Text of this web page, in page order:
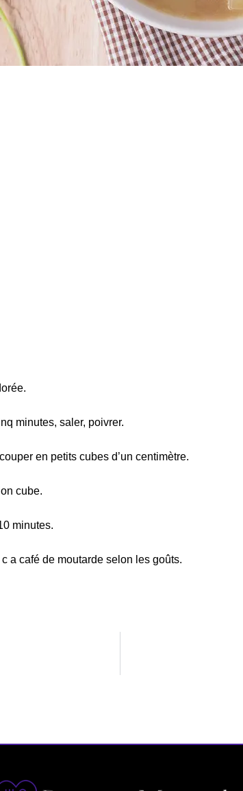
minutes, saler, poivrer.
en petits cubes d’un centimètre.
cube.
minutes.
a café de moutarde selon les goûts.